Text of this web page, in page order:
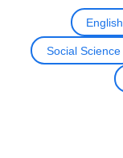
English
Social Science